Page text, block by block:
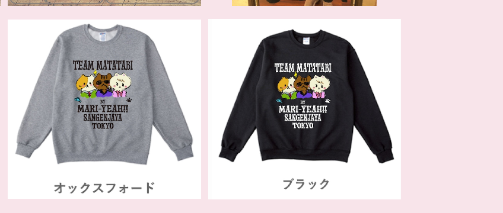
チームまたたび プルオーバー オックス
フォード
¥7,700
SOLD OUT
チームまたたび プルオーバー ブラック
¥7,700
SOLD OUT